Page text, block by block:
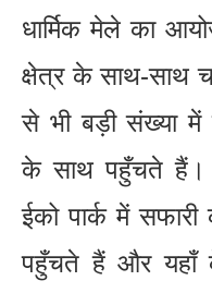
धार्मिक मेले का
क्षेत्र के साथ-साथ
से भी बड़ी संख्या में
के साथ पहुँचते हैं।
ईको पार्क में
पहुँचते हैं और यहाँ